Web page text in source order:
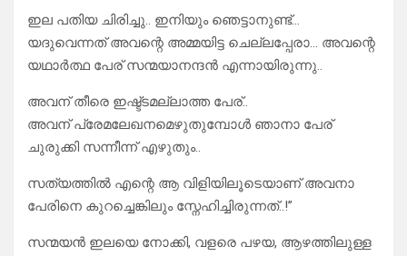
ഇല പതിയ ചിരിച്ചു.. ഇനിയും ഞെട്ടാനുണ്ട്…
യദുവെന്നത് അവന്റെ അമ്മയിട്ട ചെല്ലപ്പേരാ… അവന്റെ
യഥാർത്ഥ പേര് സന്മയാനന്ദൻ എന്നായിരുന്നു..
അവന് തീരെ ഇഷ്ട്ടമല്ലാത്ത പേര്..
അവന് പ്രേമലേഖനമെഴുതുമ്പോൾ ഞാനാ പേര്
ചുരുക്കി സന്നീന്ന് എഴുതും..
സത്യത്തിൽ എന്റെ ആ വിളിയിലൂടെയാണ് അവനാ
പേരിനെ കുറച്ചെങ്കിലും സ്നേഹിച്ചിരുന്നത്..!”
സന്മയൻ ഇലയെ നോക്കി, വളരെ പഴയ, ആഴത്തിലുള്ള